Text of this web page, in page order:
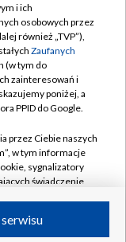
i ich
osobowych przez
również „TVP”),
Zaufanych
(w tym do
zainteresowań i
poniżej, a
PPID do Google.
przez Ciebie naszych
w tym informacje
sygnalizatory
świadczenie